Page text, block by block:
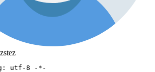
utf-8 -*-